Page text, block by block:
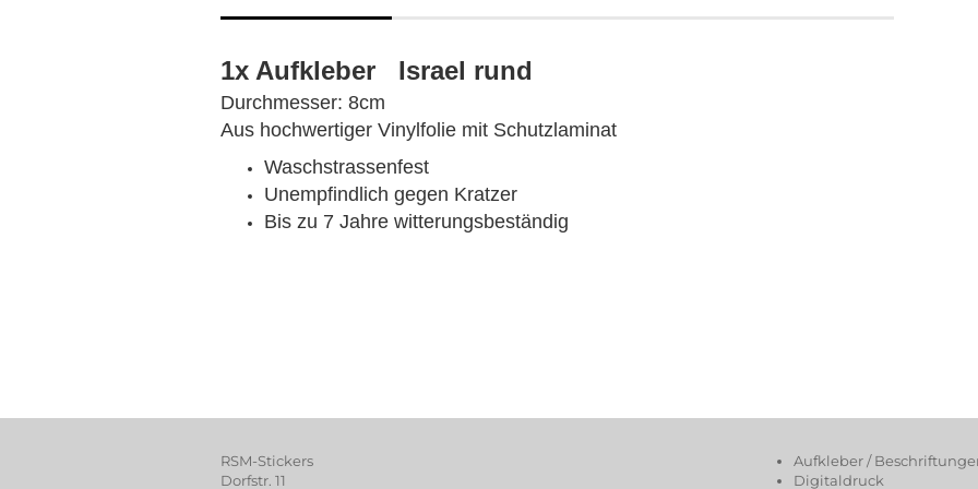
1x Aufkleber Israel rund
Durchmesser: 8cm
Aus hochwertiger Vinylfolie mit Schutzlaminat
Waschstrassenfest
Unempfindlich gegen Kratzer
Bis zu 7 Jahre witterungsbeständig
RSM-Stickers
Dorfstr. 11
Aufkleber /
Digitaldruck